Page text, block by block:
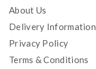
About Us
Delivery Information
Privacy Policy
Terms & Conditions